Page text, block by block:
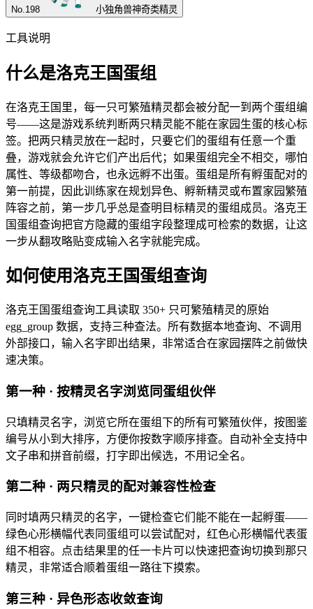
No. 198 小独角兽神奇类精灵
工具说明
什么是洛克王国蛋组
在洛克王国里，每一只可繁殖精灵都会被分配一到两个蛋组编
号——这是游戏系统判断两只精灵能不能在家园生蛋的核心标
签。把两只精灵放在一起时，只要它们的蛋组有任意一个重
叠，游戏就会允许它们产出后代；如果蛋组完全不相交，哪怕
属性、等级都吻合，也永远孵不出蛋。蛋组是所有孵蛋配对的
第一前提，因此训练家在规划异色、孵新精灵或布置家园繁殖
阵容之前，第一步几乎总是查明目标精灵的蛋组成员。洛克王
国蛋组查询把官方隐藏的蛋组字段整理成可检索的数据，让这
一步从翻攻略贴变成输入名字就能完成。
如何使用洛克王国蛋组查询
洛克王国蛋组查询工具读取 350+ 只可繁殖精灵的原始
egg_group 数据，支持三种查法。所有数据本地查询、不调用
外部接口，输入名字即出结果，非常适合在家园摆阵之前做快
速决策。
第一种 · 按精灵名字浏览同蛋组伙伴
只填精灵名字，浏览它所在蛋组下的所有可繁殖伙伴，按图鉴
编号从小到大排序，方便你按数字顺序排查。自动补全支持中
文子串和拼音前缀，打字即出候选，不用记全名。
第二种 · 两只精灵的配对兼容性检查
同时填两只精灵的名字，一键检查它们能不能在一起孵蛋——
绿色心形横幅代表同蛋组可以尝试配对，红色心形横幅代表蛋
组不相容。点击结果里的任一卡片可以快速把查询切换到那只
精灵，非常适合顺着蛋组一路往下摸索。
第三种 · 异色形态收敛查询